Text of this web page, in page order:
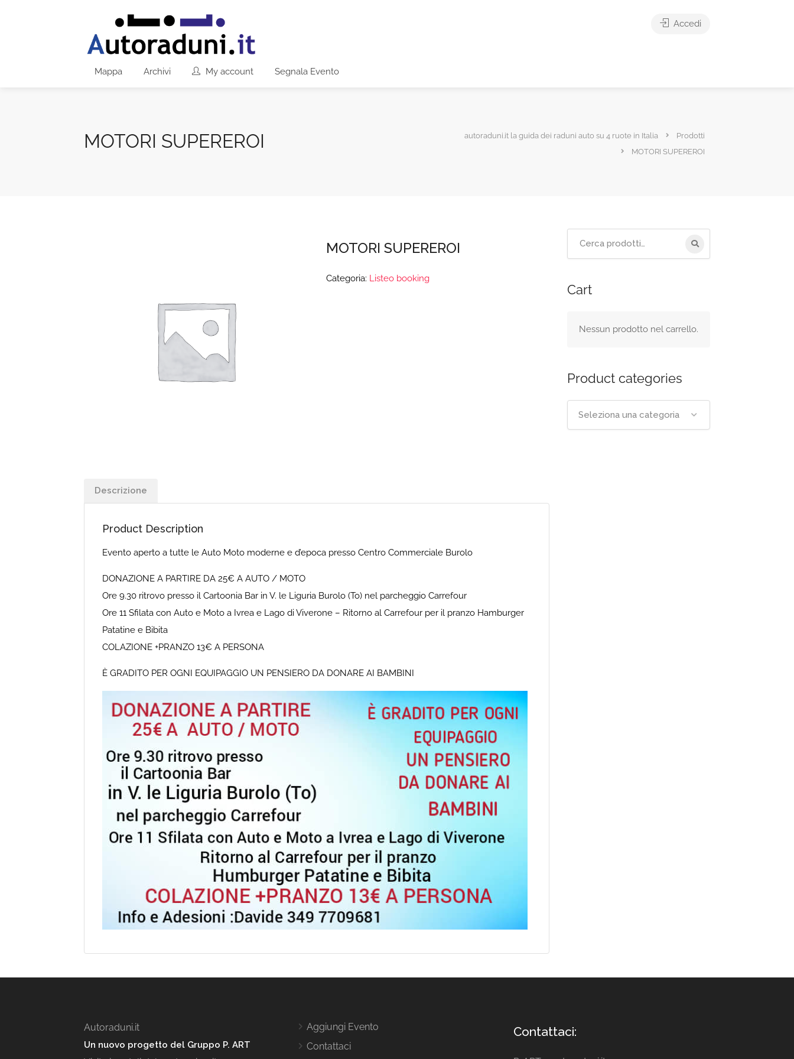
Mappa Archivi My account Segnala Evento
Accedi
MOTORI SUPEREROI autoraduni.it la guida dei raduni auto su 4 ruote in Italia
Prodotti
MOTORI SUPEREROI
MOTORI SUPEREROI
Categoria: Listeo booking
Descrizione
Product Description
Evento aperto a tutte le Auto Moto moderne e d’epoca presso Centro Commerciale Burolo
DONAZIONE A PARTIRE DA 25€ A AUTO / MOTO
Ore 9.30 ritrovo presso il Cartoonia Bar in V. le Liguria Burolo (To) nel parcheggio Carrefour
Ore 11 Sfilata con Auto e Moto a Ivrea e Lago di Viverone – Ritorno al Carrefour per il pranzo Hamburger
Patatine e Bibita
COLAZIONE +PRANZO 13€ A PERSONA
È GRADITO PER OGNI EQUIPAGGIO UN PENSIERO DA DONARE AI BAMBINI
Cart
Nessun prodotto nel carrello.
Product categories
Seleziona una categoria
Autoraduni.it
Un nuovo progetto del Gruppo P. ART
Aggiungi Evento
Contattaci
Contattaci: